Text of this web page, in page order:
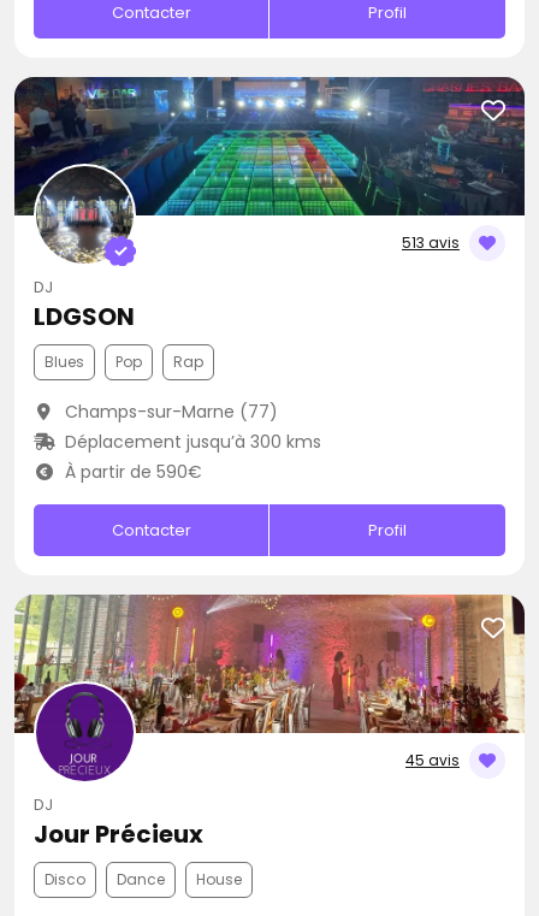
Contacter Profil
513 avis
DJ
LDGSON
Blues Pop Rap
Champs-sur-Marne (77)
Déplacement jusqu’à 300 kms
À partir de 590€
Contacter Profil
45 avis
DJ
Jour Précieux
Disco Dance House